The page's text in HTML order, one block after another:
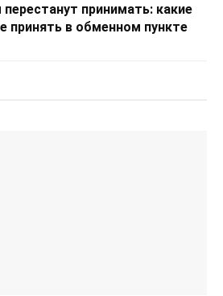
принимать: какие
принять в обменном пункте